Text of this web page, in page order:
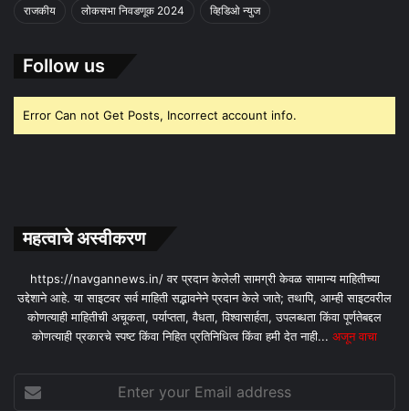
राजकीय लोकसभा निवडणूक 2024 व्हिडिओ न्युज
Follow us
Error Can not Get Posts, Incorrect account info.
महत्वाचे अस्वीकरण
https://navgannews.in/ वर प्रदान केलेली सामग्री केवळ सामान्य माहितीच्या
उद्देशाने आहे. या साइटवर सर्व माहिती सद्भावनेने प्रदान केले जाते; तथापि, आम्ही साइटवरील
कोणत्याही माहितीची अचूकता, पर्याप्तता, वैधता, विश्वासार्हता, उपलब्धता किंवा पूर्णतेबद्दल
कोणत्याही प्रकारचे स्पष्ट किंवा निहित प्रतिनिधित्व किंवा हमी देत ​​नाही... अजून वाचा
your